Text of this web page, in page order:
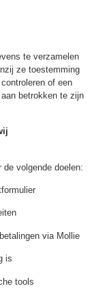
te verzamelen
ze toestemming
of een
betrokken te zijn
volgende doelen:
via Mollie
is
tools